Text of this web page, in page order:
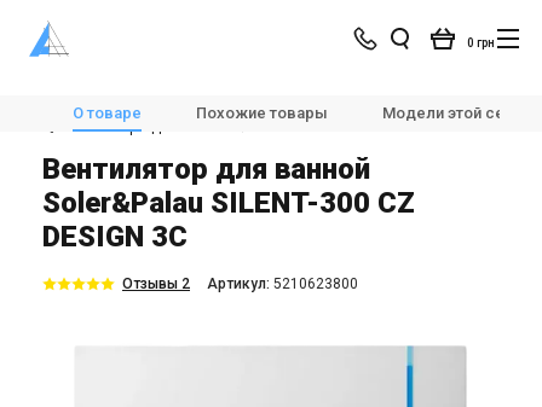
0 грн
Магазин Вентиляция
Вентиляторы
💨Вентиляторы для ванной
О товаре Похожие товары Модели этой серии
Вентилятор для ванной
Soler&Palau SILENT-300 CZ
DESIGN 3C
Отзывы 2 Aртикул: 5210623800